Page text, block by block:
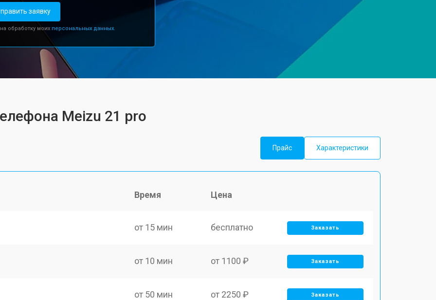
заявку
обработку моих персональных данных.
Meizu 21 pro
Прайс
Характеристики
Время Цена
от 15 мин бесплатно Заказать
от 10 мин от 1100 ₽ Заказать
от 50 мин от 2250 ₽ Заказать